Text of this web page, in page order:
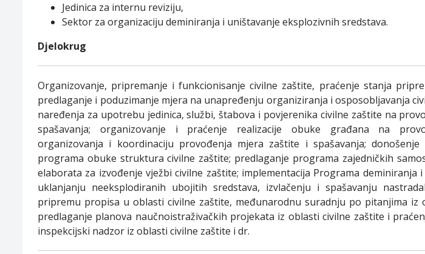
Jedinica za internu reviziju,
Sektor za organizaciju deminiranja i uništavanje eksplozivnih sredstava.
Djelokrug
Organizovanje, pripremanje i funkcionisanje civilne zaštite, praćenje stanja
predlaganje i poduzimanje mjera na unapređenju organiziranja i osposobljavanja
naređenja za upotrebu jedinica, službi, štabova i povjerenika civilne zaštite na
spašavanja; organizovanje i praćenje realizacije obuke građana na
organizovanja i koordinaciju provođenja mjera zaštite i spašavanja;
programa obuke struktura civilne zaštite; predlaganje programa zajedničkih
elaborata za izvođenje vježbi civilne zaštite; implementacija Programa deminiranja
uklanjanju neeksplodiranih ubojitih sredstava, izvlačenju i spašavanju
pripremu propisa u oblasti civilne zaštite, međunarodnu suradnju po pitanjima iz
predlaganje planova naučnoistraživačkih projekata iz oblasti civilne zaštite i
inspekcijski nadzor iz oblasti civilne zaštite i dr.